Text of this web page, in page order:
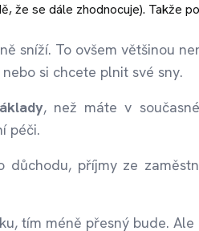
že se dále zhodnocuje). Takže
sníží. To ovšem většinou
si chcete plnit své sny.
, než máte v
péči.
příjmy ze
tím méně přesný bude.